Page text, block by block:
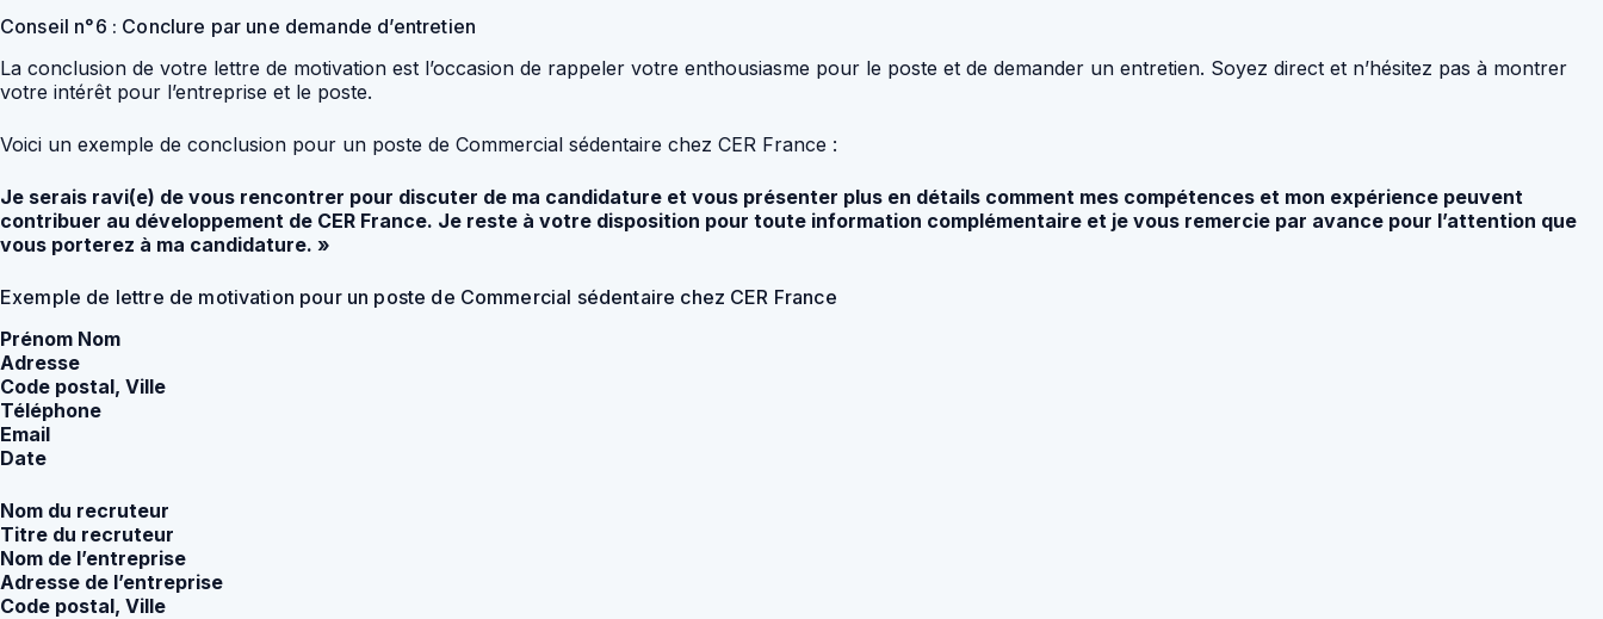
Conseil n°6 : Conclure par une demande d’entretien
La conclusion de votre lettre de motivation est l’occasion de rappeler votre enthousiasme pour le poste et de demander un entretien. Soyez direct et n’hésitez pas à montrer
votre intérêt pour l’entreprise et le poste.
Voici un exemple de conclusion pour un poste de Commercial sédentaire chez CER France :
Je serais ravi(e) de vous rencontrer pour discuter de ma candidature et vous présenter plus en détails comment mes compétences et mon expérience peuvent
contribuer au développement de CER France. Je reste à votre disposition pour toute information complémentaire et je vous remercie par avance pour l’attention que
vous porterez à ma candidature. »
Exemple de lettre de motivation pour un poste de Commercial sédentaire chez CER France
Prénom Nom
Adresse
Code postal, Ville
Téléphone
Email
Date
Nom du recruteur
Titre du recruteur
Nom de l’entreprise
Adresse de l’entreprise
Code postal, Ville